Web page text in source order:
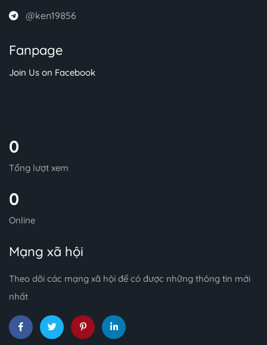
@ken19856
Fanpage
Join Us on Facebook
0
Tổng lượt xem
0
Online
Mạng xã hội
Theo dõi các mạng xã hội để có được những thông tin mới
nhất